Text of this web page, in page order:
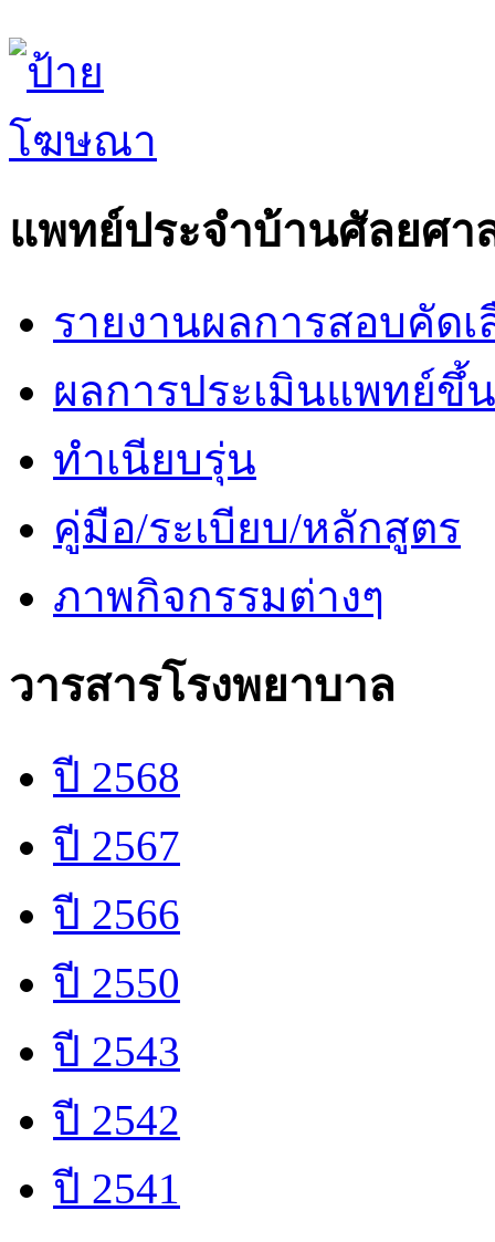
แพทย์ประจำบ้านศัลยศา
รายงานผลการสอบคัดเ
ผลการประเมินแพทย์ขึ้
ทำเนียบรุ่น
คู่มือ/ระเบียบ/หลักสูตร
ภาพกิจกรรมต่างๆ
วารสารโรงพยาบาล
ปี 2568
ปี 2567
ปี 2566
ปี 2550
ปี 2543
ปี 2542
ปี 2541